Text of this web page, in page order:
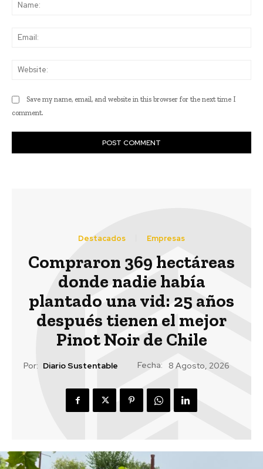
Save my name, email, and website in this browser for the next time I
comment.